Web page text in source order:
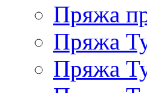
Пряжа
Пряжа
Пряжа